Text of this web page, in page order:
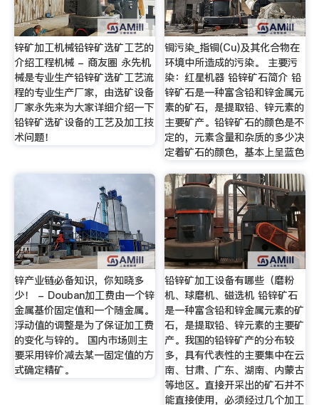
锌矿加工机械铅锌矿选矿工艺的
介绍工程机械 - 商友圈 永先机
械是专业生产铅锌矿选矿工艺流
程的专业生产厂家，由选矿设备
厂家永先来为大家详细介绍一下
铅锌矿选矿设备的工艺及加工技
术问题！
铜污染_指铜(Cu)及其化合物在
环境中所造成的污染。 主要污
染：红星机器 铅锌矿石简介 铅
锌矿石是一种富含铅和锌金属元
素的矿石，是提取铅、锌元素的
主要矿产。铅锌矿石的颜色是不
定的，元素含量和杂质的多少决
定着矿石的颜色，基本上呈蓝色
锌产业链必备知识，你知晓多
少！ - Douban加工费由一个锌
金属基价固定值和一个随金属。
浮动值的调整是为了保证加工费
的变化与锌的。 国内市场则主
要采用锌价减去某一固定值的方
式确定精矿。
铅锌矿加工设备有哪些（磨粉
机、球磨机、磁选机 铅锌矿石
是一种富含铅和锌金属元素的矿
石，是提取铅、锌元素的主要矿
产。我国的铅锌矿产的分布较
多，具有代表性的主要集中在云
南、甘肃、广东、湖南、内蒙古
等地区。直接开采出的矿石并不
能直接使用，必须经过几个加工